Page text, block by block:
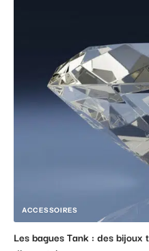
ACCESSOIRES
Les bagues Tank : des